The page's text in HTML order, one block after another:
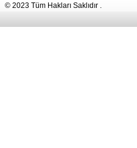
© 2023 Tüm Hakları Saklıdır .